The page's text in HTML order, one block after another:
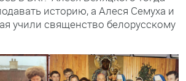
историю, а Алеся Семуха и
учили священство белорусскому